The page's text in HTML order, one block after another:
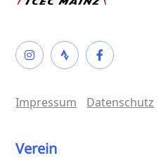
Impressum Datenschutz
Verein